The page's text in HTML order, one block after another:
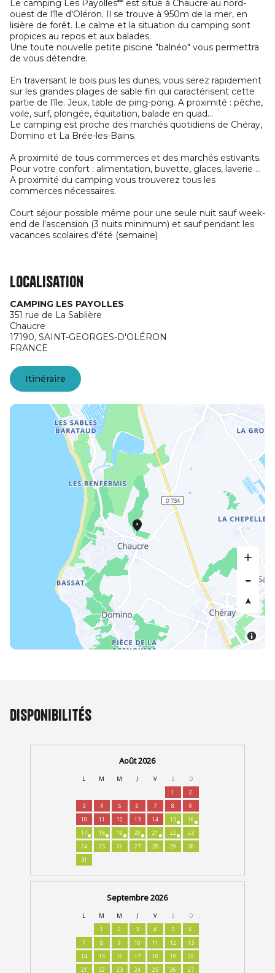
Le camping Les Payolles** est situé à Chaucre au nord-
ouest de l'île d'Oléron. Il se trouve à 950m de la mer, en
lisière de forêt. Le calme et la situation du camping sont
propices au repos et aux balades.
Une toute nouvelle petite piscine "balnéo" vous permettra
de vous détendre.
En traversant le bois puis les dunes, vous serez rapidement
sur les grandes plages de sable fin qui caractérisent cette
partie de l'île. Jeux, table de ping-pong. A proximité : pêche,
voile, surf, plongée, équitation, balade en quad...
Le camping est proche des marchés quotidiens de Chéray,
Domino et La Brée-les-Bains.
A proximité de tous commerces et des marchés estivants.
Pour votre confort : alimentation, buvette, glaces, laverie ...
A proximité du camping vous trouverez tous les
commerces nécessaires.
Court séjour possible même pour une seule nuit sauf week-
end de l'ascension (3 nuits minimum) et sauf pendant les
vacances scolaires d'été (semaine)
Localisation
CAMPING LES PAYOLLES
351 rue de La Sablière
Chaucre
17190, SAINT-GEORGES-D'OLÉRON
FRANCE
Itinéraire
Disponibilités